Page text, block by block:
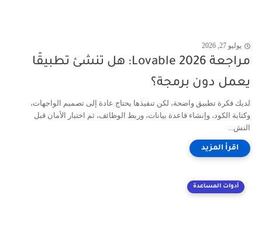
يوليو 27, 2026
مراجعة Lovable 2026: هل تنشئ تطبيقًا
يعمل دون برمجة؟
لديك فكرة تطبيق واضحة، لكن تنفيذها يحتاج عادة إلى تصميم الواجهات،
وكتابة الكود، وإنشاء قاعدة بيانات، وربط الوظائف، ثم اختبار الأمان قبل
النش...
أدوات المساعدة